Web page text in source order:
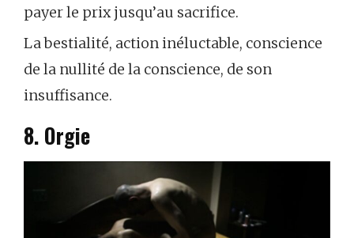
payer le prix jusqu’au sacrifice.
La bestialité, action inéluctable, conscience
de la nullité de la conscience, de son
insuffisance.
8. Orgie